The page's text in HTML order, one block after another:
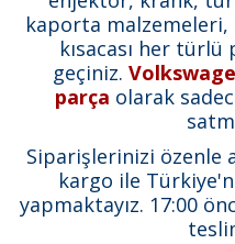
kaporta
kısacası her
geçiniz.
parça olarak
Siparişlerinizi özenle
kargo ile
yapmaktayız. 17:00